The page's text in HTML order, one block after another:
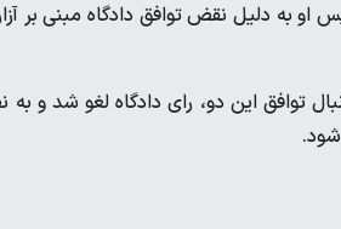
به دلیل نقض توافق دادگاه مبنی بر
کرد اما به دنبال توافق این دو، رای دادگاه لغو شد و
شود.